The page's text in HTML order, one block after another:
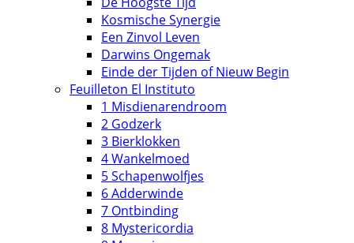
Kosmische Synergie
Een Zinvol Leven
Darwins Ongemak
Einde der Tijden of Nieuw Begin
Feuilleton El Instituto
1 Misdienarendroom
2 Godzerk
3 Bierklokken
4 Wankelmoed
5 Schapenwolfjes
6 Adderwinde
7 Ontbinding
8 Mystericordia